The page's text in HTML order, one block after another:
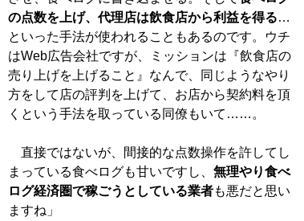
の点数を上げ、代理店は飲食店から利益を得る…
といった手法が使われることもあるのです。ウチ
はWeb広告会社ですが、ミッションは『飲食店の
売り上げを上げること』なんで、同じようなやり
方をして店の評判を上げて、お店から契約料を頂
くという手法を取っている同僚もいて……。
直接ではないが、間接的な点数操作を許してし
まっている食べログも甘いですし、 無理やり食べ
ログ経済圏で稼ごうとしている業者も悪だと思い
ますね」